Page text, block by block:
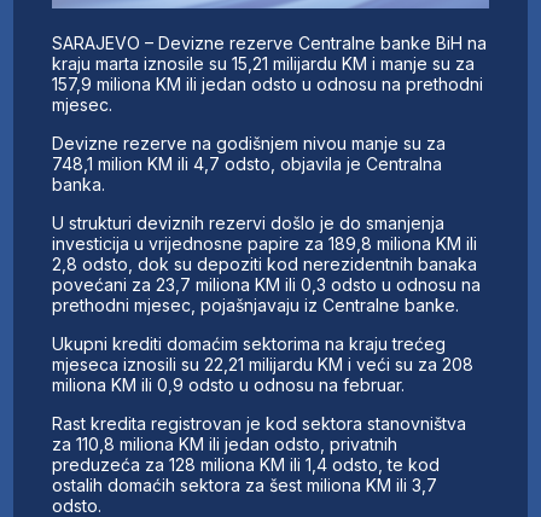
SARAJEVO – Devizne rezerve Centralne banke BiH na
kraju marta iznosile su 15,21 milijardu KM i manje su za
157,9 miliona KM ili jedan odsto u odnosu na prethodni
mjesec.
Devizne rezerve na godišnjem nivou manje su za
748,1 milion KM ili 4,7 odsto, objavila je Centralna
banka.
U strukturi deviznih rezervi došlo je do smanjenja
investicija u vrijednosne papire za 189,8 miliona KM ili
2,8 odsto, dok su depoziti kod nerezidentnih banaka
povećani za 23,7 miliona KM ili 0,3 odsto u odnosu na
prethodni mjesec, pojašnjavaju iz Centralne banke.
Ukupni krediti domaćim sektorima na kraju trećeg
mjeseca iznosili su 22,21 milijardu KM i veći su za 208
miliona KM ili 0,9 odsto u odnosu na februar.
Rast kredita registrovan je kod sektora stanovništva
za 110,8 miliona KM ili jedan odsto, privatnih
preduzeća za 128 miliona KM ili 1,4 odsto, te kod
ostalih domaćih sektora za šest miliona KM ili 3,7
odsto.